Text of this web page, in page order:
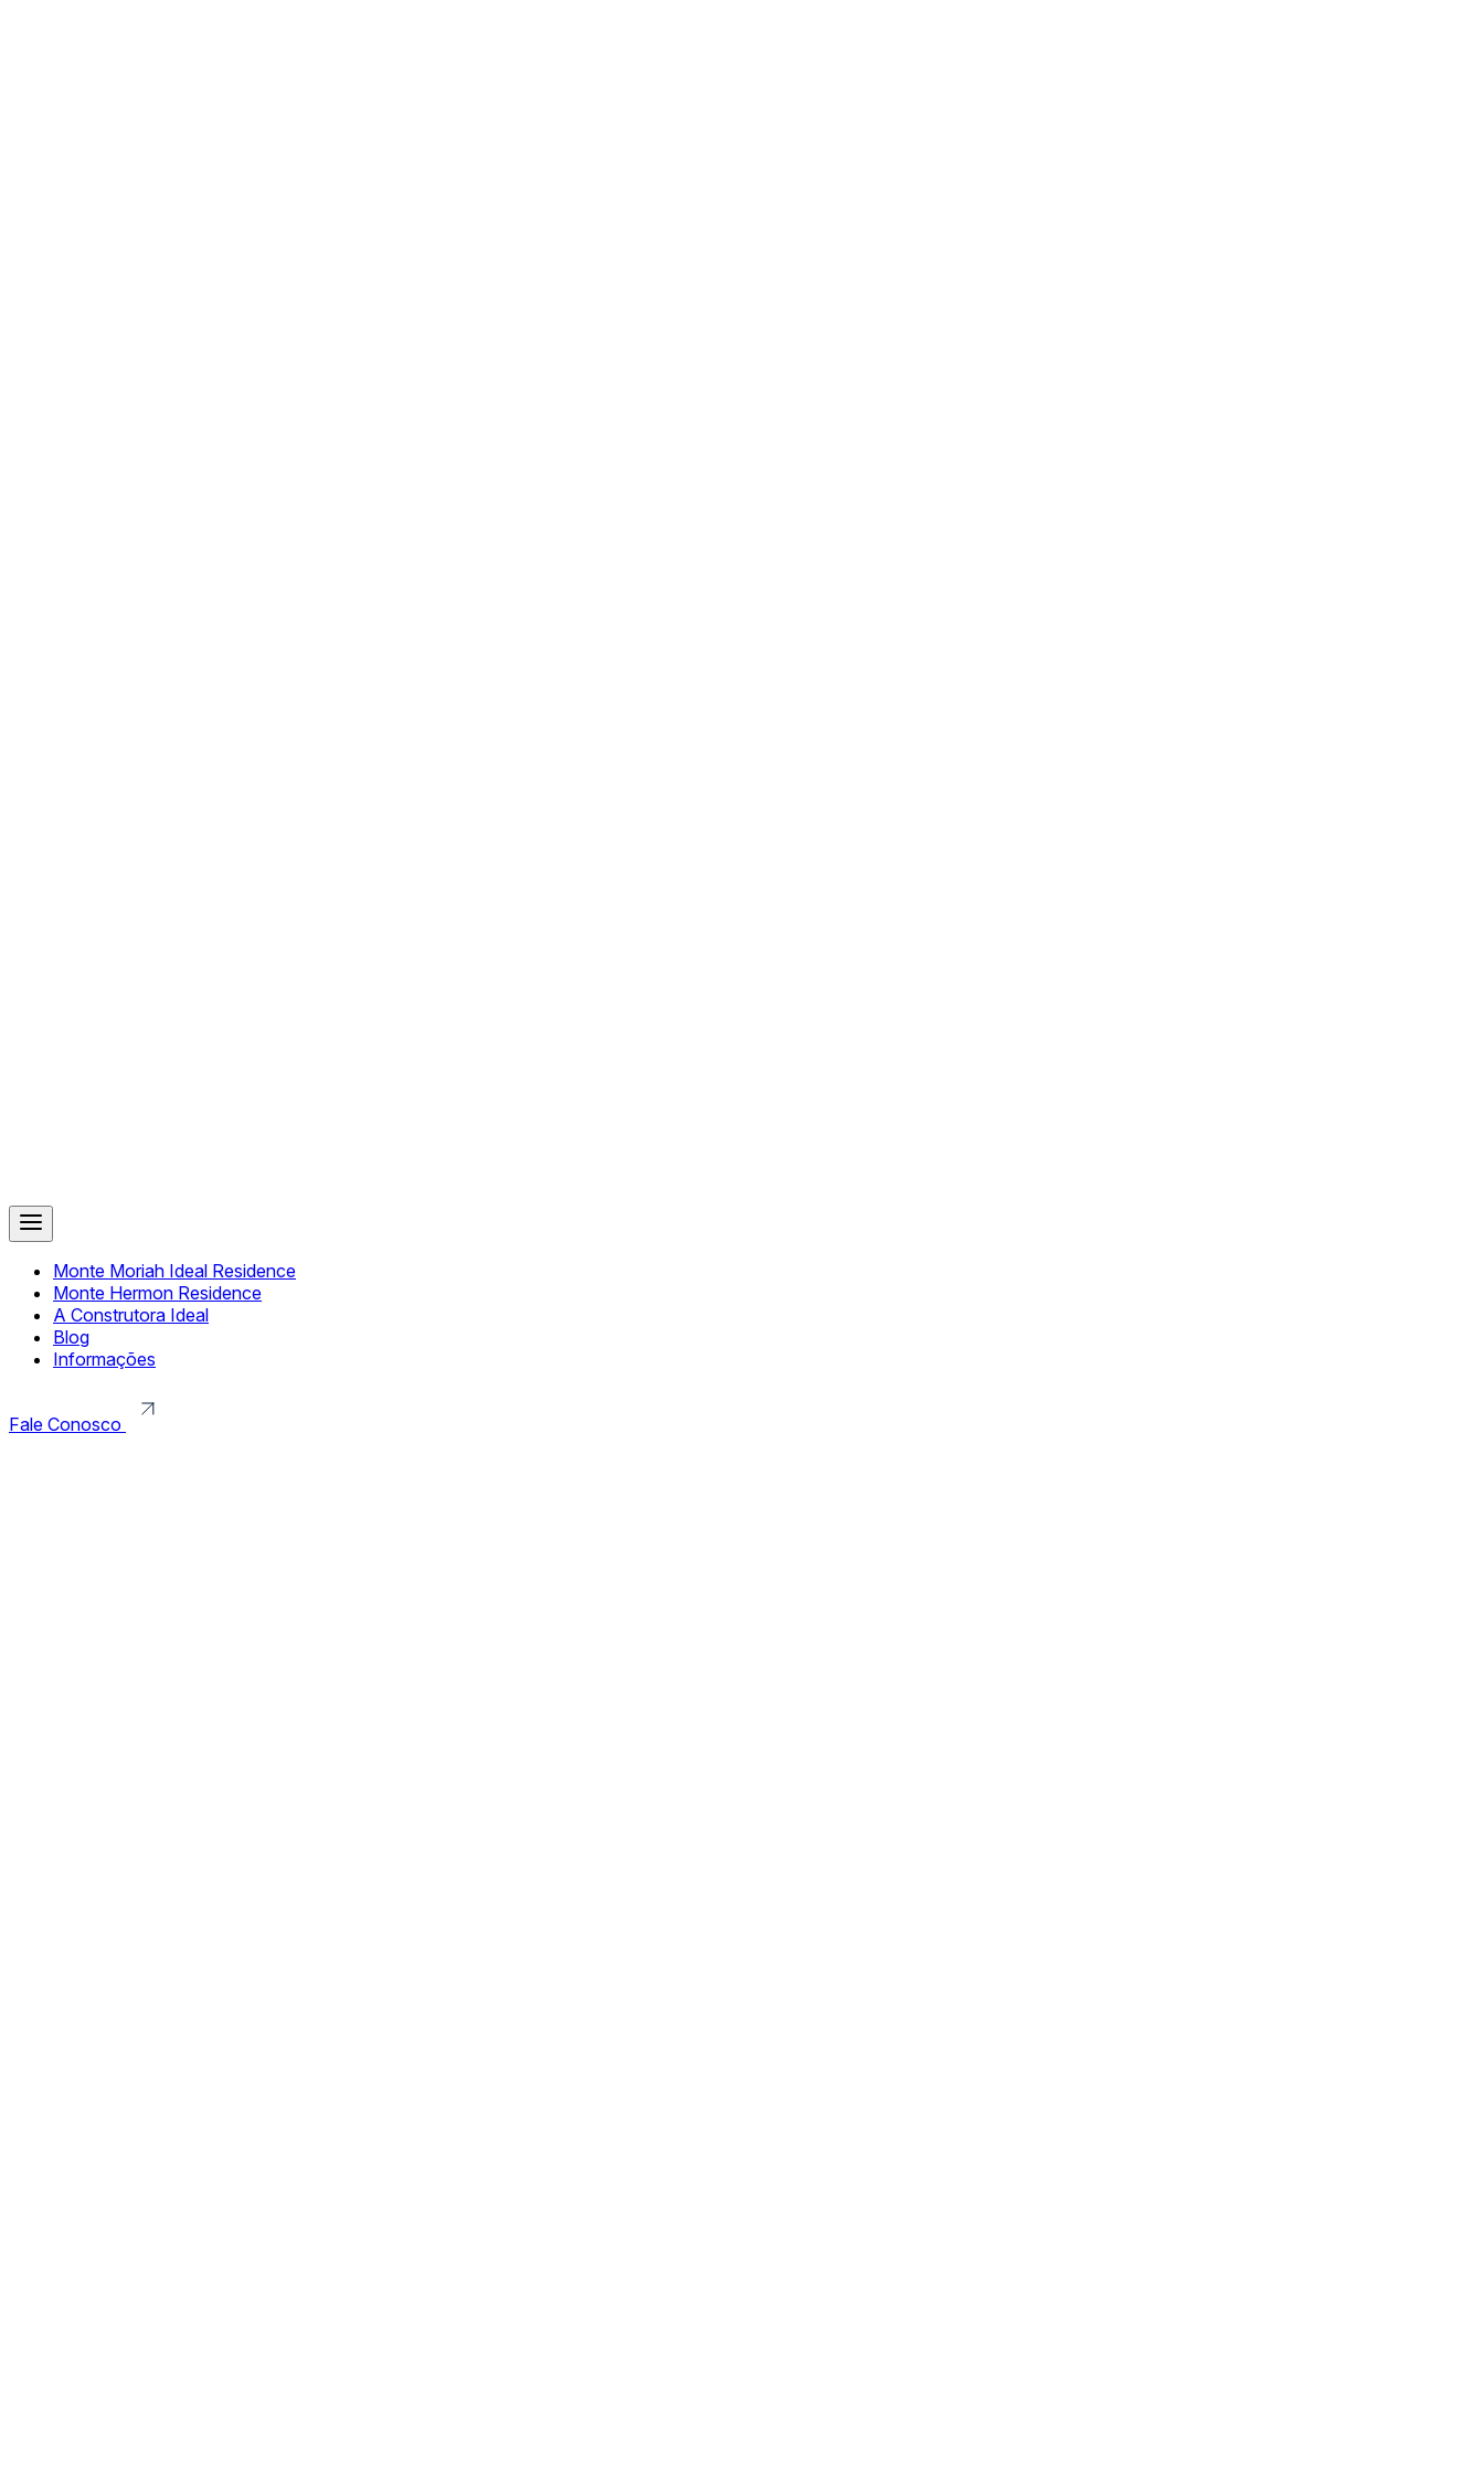
Monte Moriah Ideal Residence
Monte Hermon Residence
A Construtora Ideal
Blog
Informações
Fale Conosco